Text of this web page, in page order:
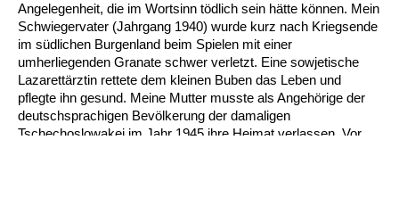
Angelegenheit, die im Wortsinn tödlich sein hätte können. Mein
Schwiegervater (Jahrgang 1940) wurde kurz nach Kriegsende
im südlichen Burgenland beim Spielen mit einer
umherliegenden Granate schwer verletzt. Eine sowjetische
Lazarettärztin rettete dem kleinen Buben das Leben und
pflegte ihn gesund. Meine Mutter musste als Angehörige der
deutschsprachigen Bevölkerung der damaligen
Tschechoslowakei im Jahr 1945 ihre Heimat verlassen. Vor